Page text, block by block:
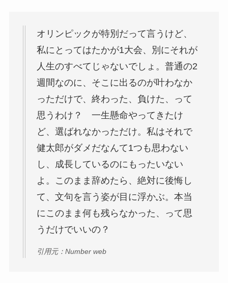
オリンピックが特別だって言うけど、
私にとってはたかが1大会、別にそれが
人生のすべてじゃないでしょ。普通の2
週間なのに、そこに出るのが叶わなか
っただけで、終わった、負けた、って
思うわけ？ 一生懸命やってきたけ
ど、選ばれなかっただけ。私はそれで
健太郎がダメだなんて1つも思わない
し、成長しているのにもったいない
よ。このまま辞めたら、絶対に後悔し
て、文句を言う姿が目に浮かぶ。本当
にこのまま何も残らなかった、って思
うだけでいいの？
引用元：Number web